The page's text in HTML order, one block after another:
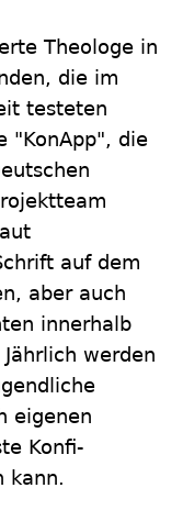
Theologe in
die im
testeten
"KonApp", die
auf dem
aber auch
innerhalb
werden
eigenen
Konfi-
kann.